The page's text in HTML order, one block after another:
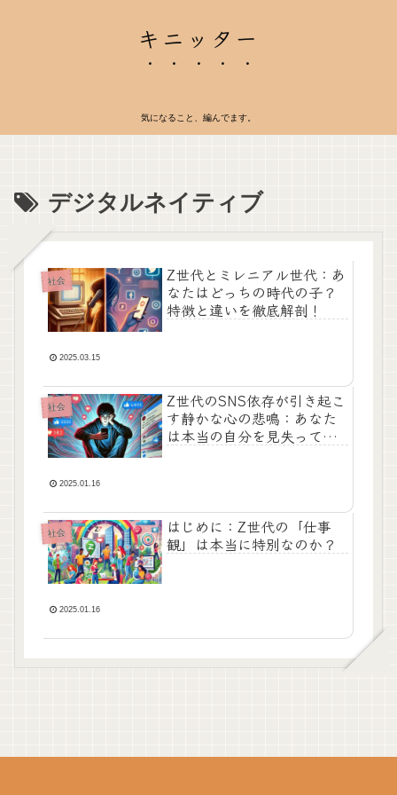
キニッター
気になること、編んでます。
デジタルネイティブ
社会
Z世代とミレニアル世代：あ
なたはどっちの時代の子？
特徴と違いを徹底解剖！
2025.03.15
社会
Z世代のSNS依存が引き起こ
す静かな心の悲鳴：あなた
は本当の自分を見失ってい
2025.01.16
社会
はじめに：Z世代の「仕事
観」は本当に特別なのか？
2025.01.16